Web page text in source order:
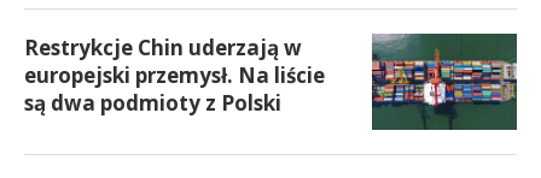
Restrykcje Chin uderzają w
europejski przemysł. Na liście
są dwa podmioty z Polski